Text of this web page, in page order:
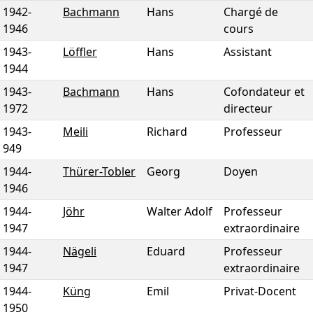
1942-
1946
Bachmann Hans
Chargé de
cours
1943-
1944
Löffler Hans Assistant
1943-
1972
Bachmann Hans
Cofondateur et
directeur
1943-
949
Meili Richard Professeur
1944-
1946
Thürer-Tobler Georg Doyen
1944-
1947
Jöhr Walter Adolf
Professeur
extraordinaire
1944-
1947
Nägeli Eduard
Professeur
extraordinaire
1944-
1950
Küng Emil Privat-Docent